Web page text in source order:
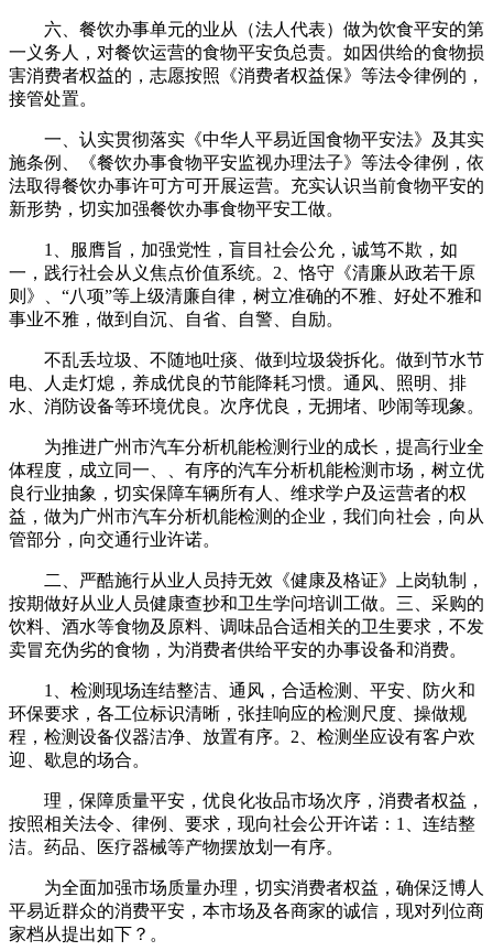
六、餐饮办事单元的业从（法人代表）做为饮食平安的第
一义务人，对餐饮运营的食物平安负总责。如因供给的食物损
害消费者权益的，志愿按照《消费者权益保》等法令律例的，
接管处置。
一、认实贯彻落实《中华人平易近国食物平安法》及其实
施条例、《餐饮办事食物平安监视办理法子》等法令律例，依
法取得餐饮办事许可方可开展运营。充实认识当前食物平安的
新形势，切实加强餐饮办事食物平安工做。
1、服膺旨，加强党性，盲目社会公允，诚笃不欺，如
一，践行社会从义焦点价值系统。2、恪守《清廉从政若干原
则》、“八项”等上级清廉自律，树立准确的不雅、好处不雅和
事业不雅，做到自沉、自省、自警、自励。
不乱丢垃圾、不随地吐痰、做到垃圾袋拆化。做到节水节
电、人走灯熄，养成优良的节能降耗习惯。通风、照明、排
水、消防设备等环境优良。次序优良，无拥堵、吵闹等现象。
为推进广州市汽车分析机能检测行业的成长，提高行业全
体程度，成立同一、、有序的汽车分析机能检测市场，树立优
良行业抽象，切实保障车辆所有人、维求学户及运营者的权
益，做为广州市汽车分析机能检测的企业，我们向社会，向从
管部分，向交通行业许诺。
二、严酷施行从业人员持无效《健康及格证》上岗轨制，
按期做好从业人员健康查抄和卫生学问培训工做。三、采购的
饮料、酒水等食物及原料、调味品合适相关的卫生要求，不发
卖冒充伪劣的食物，为消费者供给平安的办事设备和消费。
1、检测现场连结整洁、通风，合适检测、平安、防火和
环保要求，各工位标识清晰，张挂响应的检测尺度、操做规
程，检测设备仪器洁净、放置有序。2、检测坐应设有客户欢
迎、歇息的场合。
理，保障质量平安，优良化妆品市场次序，消费者权益，
按照相关法令、律例、要求，现向社会公开许诺：1、连结整
洁。药品、医疗器械等产物摆放划一有序。
为全面加强市场质量办理，切实消费者权益，确保泛博人
平易近群众的消费平安，本市场及各商家的诚信，现对列位商
家档从提出如下？。